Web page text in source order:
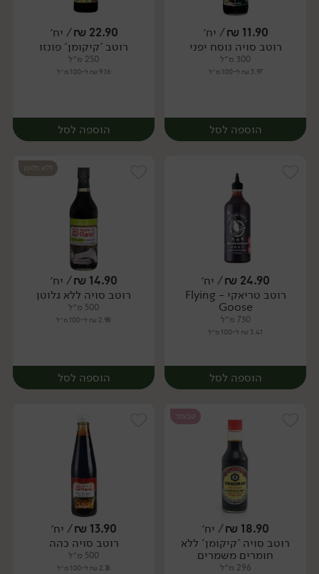
יח׳ יח׳
11.90
₪/ יח׳
רוטב סויה נוסח יפני
300 מ״ל
3.97 ₪ ל-100 מ״ל
הוספה לסל
יח׳
22.90
₪/ יח׳
רוטב 'קיקומן' פונזו
250 מ״ל
9.16 ₪ ל-100 מ״ל
הוספה לסל
יח׳
24.90
₪/ יח׳
רוטב טריאקי - Flying
Goose
730 מ״ל
3.41 ₪ ל-100 מ״ל
הוספה לסל
יח׳
ללא גלוטן
14.90
₪/ יח׳
רוטב סויה ללא גלוטן
500 מ״ל
2.98 ₪ ל-100 מ״ל
הוספה לסל
יח׳
טבעוני
18.90
₪/ יח׳
רוטב סויה 'קיקומן' ללא
חומרים משמרים
296 מ״ל
13.90
₪/ יח׳
רוטב סויה כהה
500 מ״ל
2.78 ₪ ל-100 מ״ל